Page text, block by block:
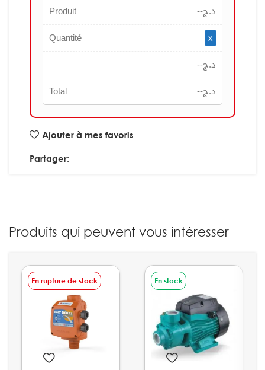
Produit
--د.ج
Quantité
x
--د.ج
Total
--د.ج
Ajouter à mes favoris
Partager:
Produits qui peuvent vous intéresser
En rupture de stock En stock